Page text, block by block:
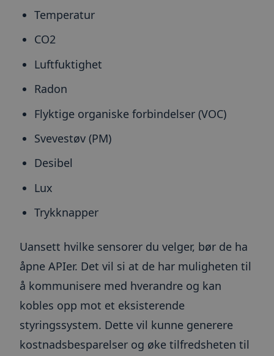
Temperatur
CO2
Luftfuktighet
Radon
Flyktige organiske forbindelser (VOC)
Svevestøv (PM)
Desibel
Lux
Trykknapper
Uansett hvilke sensorer du velger, bør de ha
åpne APIer. Det vil si at de har muligheten til
å kommunisere med hverandre og kan
kobles opp mot et eksisterende
styringssystem. Dette vil kunne generere
kostnadsbesparelser og øke tilfredsheten til